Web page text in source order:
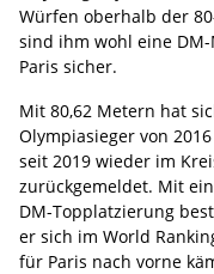
Würfen oberhalb der
sind ihm wohl eine
Paris sicher.
Mit 80,62 Metern hat
Olympiasieger von
seit 2019 wieder im
zurückgemeldet. Mit
DM-Topplatzierung
er sich im World
für Paris nach vorne